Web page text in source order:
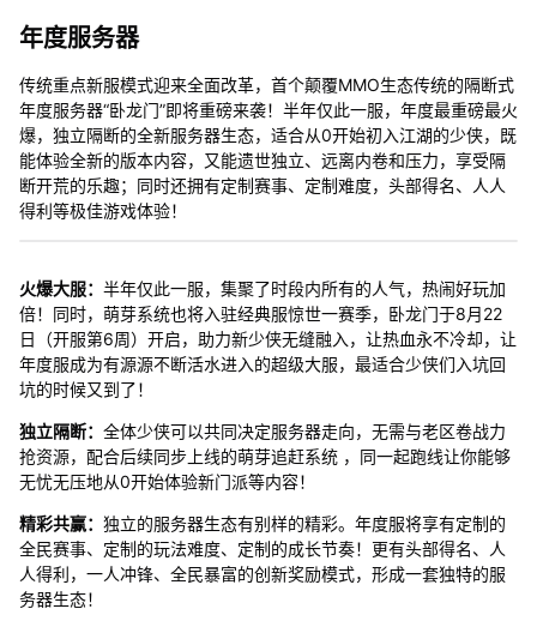
年度服务器
传统重点新服模式迎来全面改革，首个颠覆MMO生态传统的隔断式
年度服务器“卧龙门”即将重磅来袭！半年仅此一服，年度最重磅最火
爆，独立隔断的全新服务器生态，适合从0开始初入江湖的少侠，既
能体验全新的版本内容，又能遗世独立、远离内卷和压力，享受隔
断开荒的乐趣；同时还拥有定制赛事、定制难度，头部得名、人人
得利等极佳游戏体验！
火爆大服： 半年仅此一服，集聚了时段内所有的人气，热闹好玩加
倍！同时，萌芽系统也将入驻经典服惊世一赛季，卧龙门于8月22
日（开服第6周）开启，助力新少侠无缝融入，让热血永不冷却，让
年度服成为有源源不断活水进入的超级大服，最适合少侠们入坑回
坑的时候又到了！
独立隔断： 全体少侠可以共同决定服务器走向，无需与老区卷战力
抢资源，配合后续同步上线的萌芽追赶系统 ，同一起跑线让你能够
无忧无压地从0开始体验新门派等内容！
精彩共赢： 独立的服务器生态有别样的精彩。年度服将享有定制的
全民赛事、定制的玩法难度、定制的成长节奏！更有头部得名、人
人得利，一人冲锋、全民暴富的创新奖励模式，形成一套独特的服
务器生态！